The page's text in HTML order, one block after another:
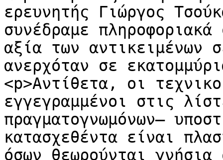
ερευνητής Γιώργος
συνέδραμε
αξία των αντικειμένων
ανερχόταν σε
<p>Αντίθετα, οι
εγγεγραμμένοι στις
πραγματογνωμόνων–
κατασχεθέντα είναι
όσων θεωρούνται